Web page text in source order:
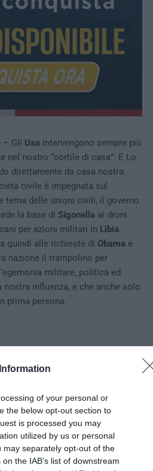
of your personal or
the below opt-out section to
is processed you may
utilized by us or personal
may separately opt-out of the
the IAB’s list of downstream
– Gli Usa intervengono sempre più
nel nostro “cortile di casa”. E Lo
direttamente da casa nostra.
civile è impegnata sul
tema delle unioni civili, il governo
la base di Sigonella ai droni
per azioni militari in Libia.
quindi alle richieste di Obama e
nazione il trampolino per
militare, politica ed
influenza, e che anche solo
prima persona.